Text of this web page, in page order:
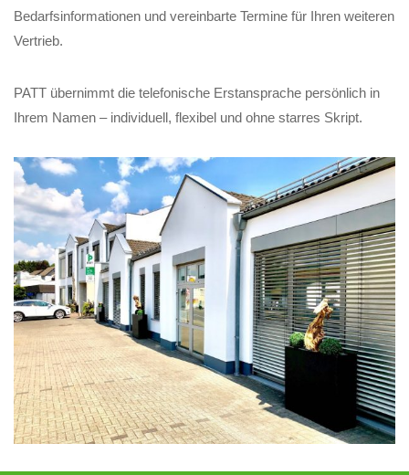
Bedarfsinformationen und vereinbarte Termine für Ihren weiteren
Vertrieb.
PATT übernimmt die telefonische Erstansprache persönlich in
Ihrem Namen – individuell, flexibel und ohne starres Skript.